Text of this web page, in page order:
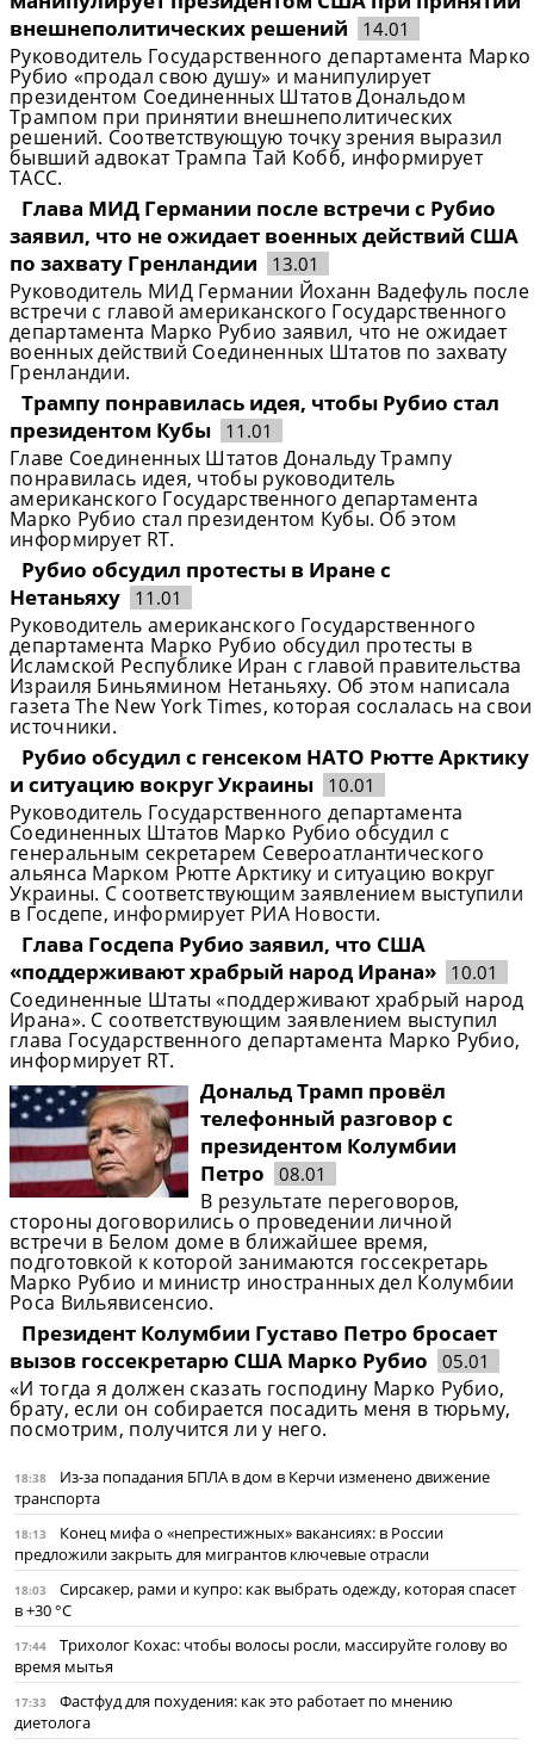
внешнеполитических решений
14.01
Руководитель Государственного департамента Марко
Рубио «продал свою душу» и манипулирует
президентом Соединенных Штатов Дональдом
Трампом при принятии внешнеполитических
решений. Соответствующую точку зрения выразил
бывший адвокат Трампа Тай Кобб, информирует
ТАСС.
Глава МИД Германии после встречи с Рубио
заявил, что не ожидает военных действий США
по захвату Гренландии
13.01
Руководитель МИД Германии Йоханн Вадефуль после
встречи с главой американского Государственного
департамента Марко Рубио заявил, что не ожидает
военных действий Соединенных Штатов по захвату
Гренландии.
Трампу понравилась идея, чтобы Рубио стал
президентом Кубы
11.01
Главе Соединенных Штатов Дональду Трампу
понравилась идея, чтобы руководитель
американского Государственного департамента
Марко Рубио стал президентом Кубы. Об этом
информирует RT.
Рубио обсудил протесты в Иране с
Нетаньяху
11.01
Руководитель американского Государственного
департамента Марко Рубио обсудил протесты в
Исламской Республике Иран с главой правительства
Израиля Биньямином Нетаньяху. Об этом написала
газета The New York Times, которая сослалась на свои
источники.
Рубио обсудил с генсеком НАТО Рютте Арктику
и ситуацию вокруг Украины
10.01
Руководитель Государственного департамента
Соединенных Штатов Марко Рубио обсудил с
генеральным секретарем Североатлантического
альянса Марком Рютте Арктику и ситуацию вокруг
Украины. С соответствующим заявлением выступили
в Госдепе, информирует РИА Новости.
Глава Госдепа Рубио заявил, что США
«поддерживают храбрый народ Ирана»
10.01
Соединенные Штаты «поддерживают храбрый народ
Ирана». С соответствующим заявлением выступил
глава Государственного департамента Марко Рубио,
информирует RT.
Дональд Трамп провёл
телефонный разговор с
президентом Колумбии
Петро
08.01
В результате переговоров,
стороны договорились о проведении личной
встречи в Белом доме в ближайшее время,
подготовкой к которой занимаются госсекретарь
Марко Рубио и министр иностранных дел Колумбии
Роса Вильявисенсио.
Президент Колумбии Густаво Петро бросает
вызов госсекретарю США Марко Рубио
05.01
«И тогда я должен сказать господину Марко Рубио,
брату, если он собирается посадить меня в тюрьму,
посмотрим, получится ли у него.
18:38
Из-за попадания БПЛА в дом в Керчи изменено движение
транспорта
18:13
Конец мифа о «непрестижных» вакансиях: в России
предложили закрыть для мигрантов ключевые отрасли
18:03
Сирсакер, рами и купро: как выбрать одежду, которая спасет
в +30 °C
17:44
Трихолог Кохас: чтобы волосы росли, массируйте голову во
время мытья
17:33
Фастфуд для похудения: как это работает по мнению
диетолога